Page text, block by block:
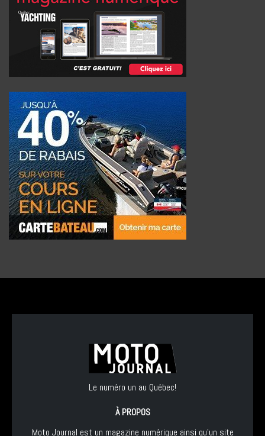
Le numéro un au Québec!
À PROPOS
Moto Journal est un magazine numérique ainsi qu'un site